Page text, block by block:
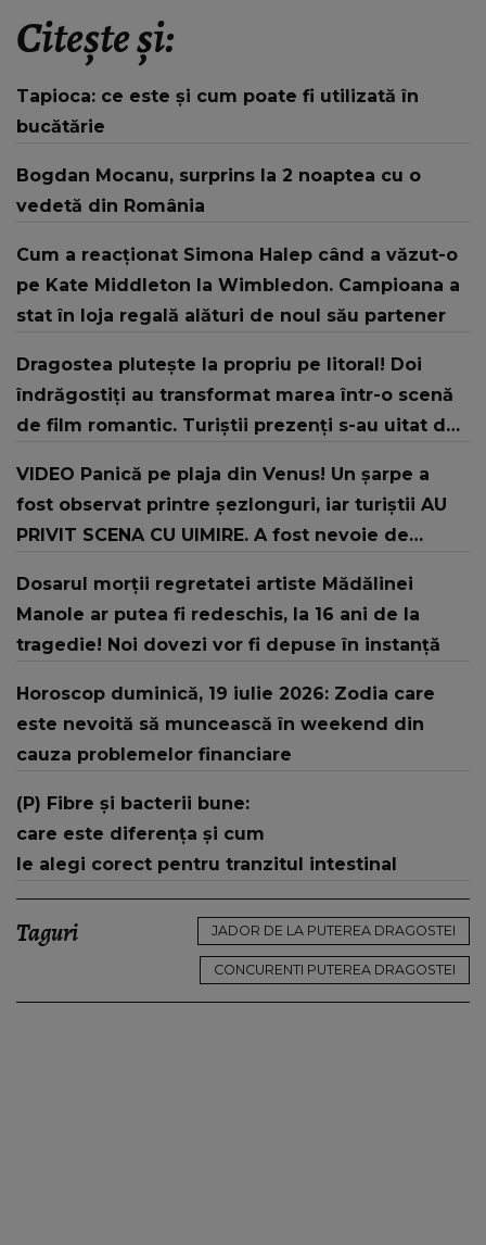
Citește și:
Tapioca: ce este și cum poate fi utilizată în
bucătărie
Bogdan Mocanu, surprins la 2 noaptea cu o
vedetă din România
Cum a reacționat Simona Halep când a văzut-o
pe Kate Middleton la Wimbledon. Campioana a
stat în loja regală alături de noul său partener
Dragostea plutește la propriu pe litoral! Doi
îndrăgostiți au transformat marea într-o scenă
de film romantic. Turiștii prezenți s-au uitat de
VIDEO Panică pe plaja din Venus! Un şarpe a
fost observat printre şezlonguri, iar turiştii AU
PRIVIT SCENA CU UIMIRE. A fost nevoie de
Dosarul morții regretatei artiste Mădălinei
Manole ar putea fi redeschis, la 16 ani de la
tragedie! Noi dovezi vor fi depuse în instanță
Horoscop duminică, 19 iulie 2026: Zodia care
este nevoită să muncească în weekend din
cauza problemelor financiare
(P) Fibre și bacterii bune:
care este diferența și cum
le alegi corect pentru tranzitul intestinal
Taguri JADOR DE LA PUTEREA DRAGOSTEI
CONCURENTI PUTEREA DRAGOSTEI